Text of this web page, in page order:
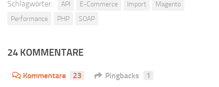
Schlagwörter: API E-Commerce Import
Magento
Performance
PHP SOAP
24 KOMMENTARE
Kommentare 23 Pingbacks 1